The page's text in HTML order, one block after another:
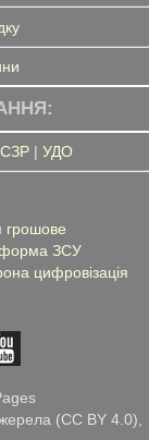
СЗР| УДО
грошове
ЗСУ
цифровізація
(CC BY 4.0),